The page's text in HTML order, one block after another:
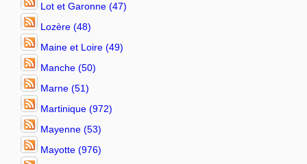
Lot et Garonne (47)
Lozère (48)
Maine et Loire (49)
Manche (50)
Marne (51)
Martinique (972)
Mayenne (53)
Mayotte (976)